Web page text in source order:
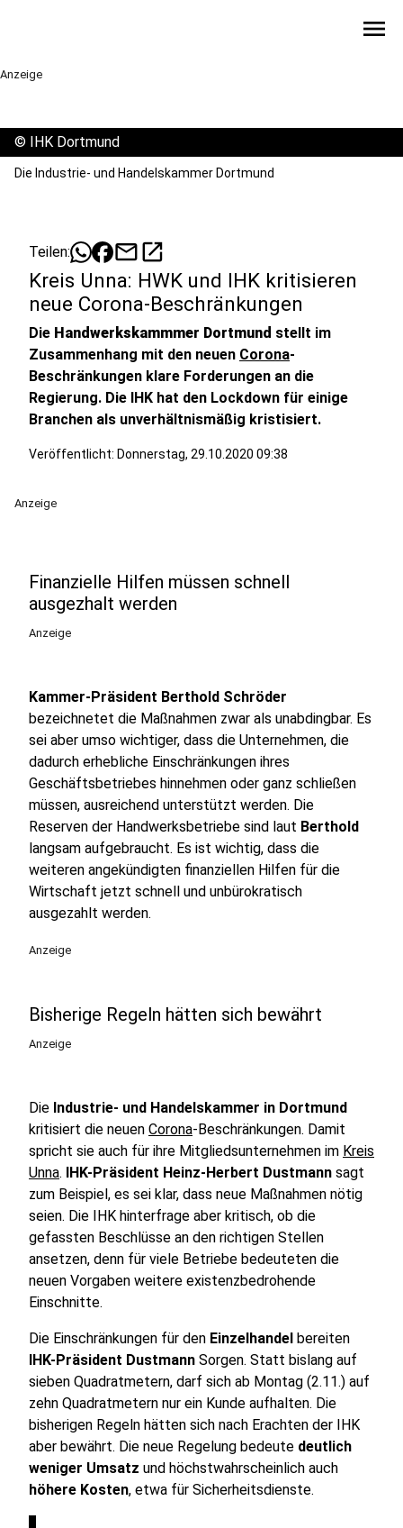
menu
Anzeige
© IHK Dortmund
Die Industrie- und Handelskammer Dortmund
Teilen: mailopen_in_new
Kreis Unna: HWK und IHK kritisieren
neue Corona-Beschränkungen
Die Handwerkskammmer Dortmund stellt im
Zusammenhang mit den neuen Corona-
Beschränkungen klare Forderungen an die
Regierung. Die IHK hat den Lockdown für einige
Branchen als unverhältnismäßig kristisiert.
Veröffentlicht: Donnerstag, 29.10.2020 09:38
Anzeige
Finanzielle Hilfen müssen schnell
ausgezhalt werden
Anzeige
Kammer-Präsident Berthold Schröder
bezeichnetet die Maßnahmen zwar als unabdingbar. Es
sei aber umso wichtiger, dass die Unternehmen, die
dadurch erhebliche Einschränkungen ihres
Geschäftsbetriebes hinnehmen oder ganz schließen
müssen, ausreichend unterstützt werden. Die
Reserven der Handwerksbetriebe sind laut Berthold
langsam aufgebraucht. Es ist wichtig, dass die
weiteren angekündigten finanziellen Hilfen für die
Wirtschaft jetzt schnell und unbürokratisch
ausgezahlt werden.
Anzeige
Bisherige Regeln hätten sich bewährt
Anzeige
Die Industrie- und Handelskammer in Dortmund
kritisiert die neuen Corona-Beschränkungen. Damit
spricht sie auch für ihre Mitgliedsunternehmen im Kreis
Unna. IHK-Präsident Heinz-Herbert Dustmann sagt
zum Beispiel, es sei klar, dass neue Maßnahmen nötig
seien. Die IHK hinterfrage aber kritisch, ob die
gefassten Beschlüsse an den richtigen Stellen
ansetzen, denn für viele Betriebe bedeuteten die
neuen Vorgaben weitere existenzbedrohende
Einschnitte.
Die Einschränkungen für den Einzelhandel bereiten
IHK-Präsident Dustmann Sorgen. Statt bislang auf
sieben Quadratmetern, darf sich ab Montag (2.11.) auf
zehn Quadratmetern nur ein Kunde aufhalten. Die
bisherigen Regeln hätten sich nach Erachten der IHK
aber bewährt. Die neue Regelung bedeute deutlich
weniger Umsatz und höchstwahrscheinlich auch
höhere Kosten, etwa für Sicherheitsdienste.